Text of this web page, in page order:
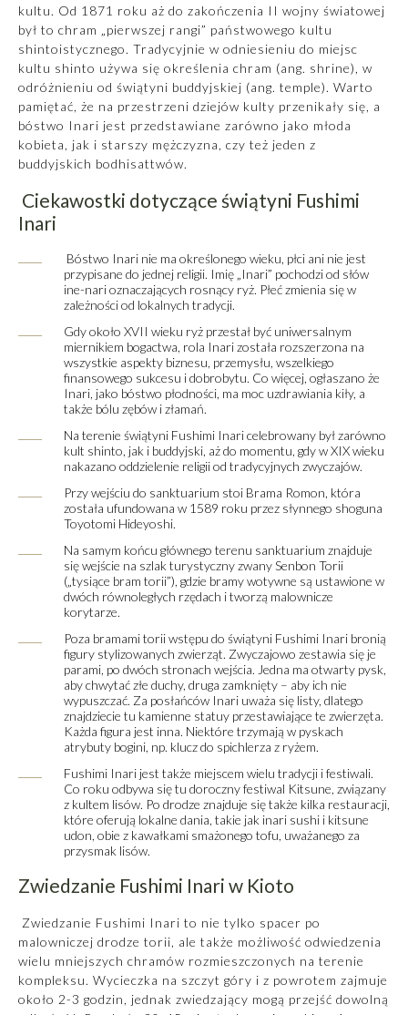
kultu. Od 1871 roku aż do zakończenia II wojny światowej
był to chram „pierwszej rangi” państwowego kultu
shintoistycznego. Tradycyjnie w odniesieniu do miejsc
kultu shinto używa się określenia chram (ang. shrine), w
odróżnieniu od świątyni buddyjskiej (ang. temple). Warto
pamiętać, że na przestrzeni dziejów kulty przenikały się, a
bóstwo Inari jest przedstawiane zarówno jako młoda
kobieta, jak i starszy mężczyzna, czy też jeden z
buddyjskich bodhisattwów.
Ciekawostki dotyczące świątyni Fushimi
Inari
Bóstwo Inari nie ma określonego wieku, płci ani nie jest
przypisane do jednej religii. Imię „Inari” pochodzi od słów
ine-nari oznaczających rosnący ryż. Płeć zmienia się w
zależności od lokalnych tradycji.
Gdy około XVII wieku ryż przestał być uniwersalnym
miernikiem bogactwa, rola Inari została rozszerzona na
wszystkie aspekty biznesu, przemysłu, wszelkiego
finansowego sukcesu i dobrobytu. Co więcej, ogłaszano że
Inari, jako bóstwo płodności, ma moc uzdrawiania kiły, a
także bólu zębów i złamań.
Na terenie świątyni Fushimi Inari celebrowany był zarówno
kult shinto, jak i buddyjski, aż do momentu, gdy w XIX wieku
nakazano oddzielenie religii od tradycyjnych zwyczajów.
Przy wejściu do sanktuarium stoi Brama Romon, która
została ufundowana w 1589 roku przez słynnego shoguna
Toyotomi Hideyoshi.
Na samym końcu głównego terenu sanktuarium znajduje
się wejście na szlak turystyczny zwany Senbon Torii
(„tysiące bram torii”), gdzie bramy wotywne są ustawione w
dwóch równoległych rzędach i tworzą malownicze
korytarze.
Poza bramami torii wstępu do świątyni Fushimi Inari bronią
figury stylizowanych zwierząt. Zwyczajowo zestawia się je
parami, po dwóch stronach wejścia. Jedna ma otwarty pysk,
aby chwytać złe duchy, druga zamknięty – aby ich nie
wypuszczać. Za posłańców Inari uważa się listy, dlatego
znajdziecie tu kamienne statuy przestawiające te zwierzęta.
Każda figura jest inna. Niektóre trzymają w pyskach
atrybuty bogini, np. klucz do spichlerza z ryżem.
Fushimi Inari jest także miejscem wielu tradycji i festiwali.
Co roku odbywa się tu doroczny festiwal Kitsune, związany
z kultem lisów. Po drodze znajduje się także kilka restauracji,
które oferują lokalne dania, takie jak inari sushi i kitsune
udon, obie z kawałkami smażonego tofu, uważanego za
przysmak lisów.
Zwiedzanie Fushimi Inari w Kioto
Zwiedzanie Fushimi Inari to nie tylko spacer po
malowniczej drodze torii, ale także możliwość odwiedzenia
wielu mniejszych chramów rozmieszczonych na terenie
kompleksu. Wycieczka na szczyt góry i z powrotem zajmuje
około 2-3 godzin, jednak zwiedzający mogą przejść dowolną